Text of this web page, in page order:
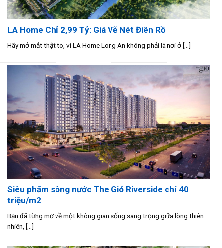
LA Home Chỉ 2,99 Tỷ: Giá Vẽ Nét Điên Rồ
Hãy mở mắt thật to, vì LA Home Long An không phải là nơi ở [...]
Siêu phẩm sông nước The Gió Riverside chỉ 40
triệu/m2
Bạn đã từng mơ về một không gian sống sang trọng giữa lòng thiên
nhiên, [...]